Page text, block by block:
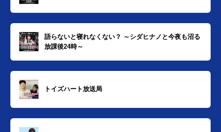
語らないと寝れなくない？ ～シダヒナノと今夜も沼る
放課後24時～
トイズハート放送局